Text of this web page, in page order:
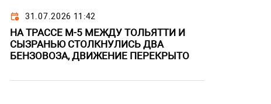
31.07.2026 11:42
НА ТРАССЕ М-5 МЕЖДУ ТОЛЬЯТТИ И
СЫЗРАНЬЮ СТОЛКНУЛИСЬ ДВА
БЕНЗОВОЗА, ДВИЖЕНИЕ ПЕРЕКРЫТО